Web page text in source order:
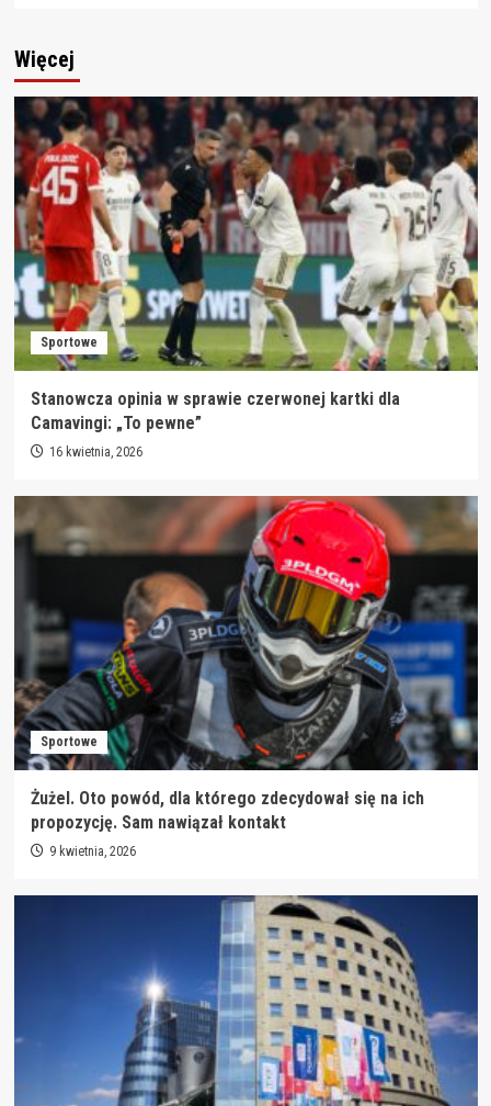
Więcej
Sportowe
Stanowcza opinia w sprawie czerwonej kartki dla
Camavingi: „To pewne”
16 kwietnia, 2026
Sportowe
Żużel. Oto powód, dla którego zdecydował się na ich
propozycję. Sam nawiązał kontakt
9 kwietnia, 2026